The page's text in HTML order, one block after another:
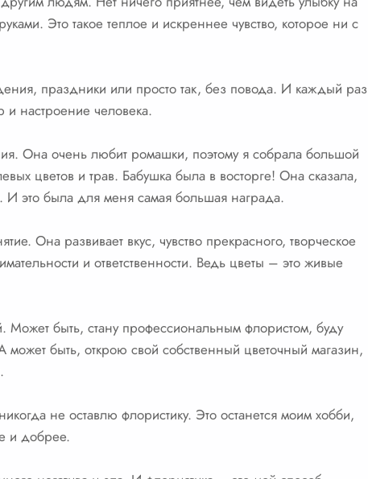
Это такое теплое и искреннее чувство, которое ни с
праздники или просто так, без повода. И каждый раз
и настроение человека.
Она очень любит ромашки, поэтому я собрала большой
цветов и трав. Бабушка была в восторге! Она сказала,
И это была для меня самая большая награда.
Она развивает вкус, чувство прекрасного, творческое
и ответственности. Ведь цветы – это живые
Может быть, стану профессиональным флористом, буду
может быть, открою свой собственный цветочный магазин,
не оставлю флористику. Это останется моим хобби,
и добрее.